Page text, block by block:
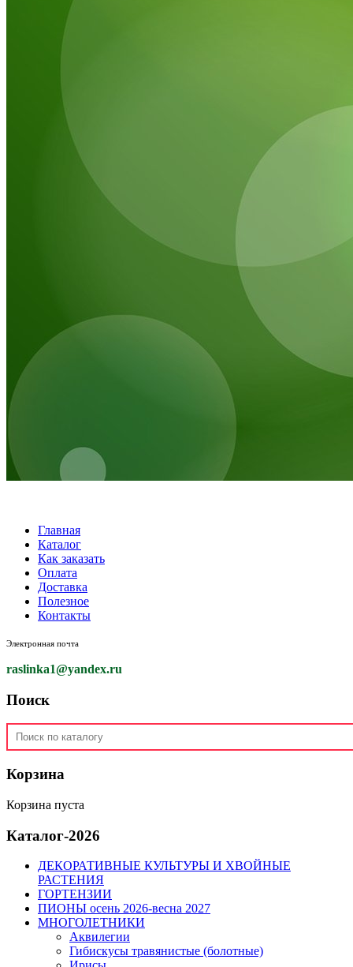
Главная
Каталог
Как заказать
Оплата
Доставка
Полезное
Контакты
Электронная почта
raslinka1@yandex.ru
Поиск
Корзина
Корзина пуста
Каталог-2026
ДЕКОРАТИВНЫЕ КУЛЬТУРЫ И ХВОЙНЫЕ
РАСТЕНИЯ
ГОРТЕНЗИИ
ПИОНЫ осень 2026-весна 2027
МНОГОЛЕТНИКИ
Аквилегии
Гибискусы травянистые (болотные)